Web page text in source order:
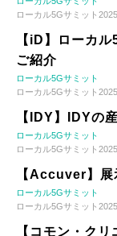
ローカル5Gサミット2025
【iD】ローカ
ご紹介
ローカル5Gサミット
ローカル5Gサミット2025
【IDY】IDYの
ローカル5Gサミット
ローカル5Gサミット2025
【Accuver】
ローカル5Gサミット
ローカル5Gサミット2025
【コモン・ク